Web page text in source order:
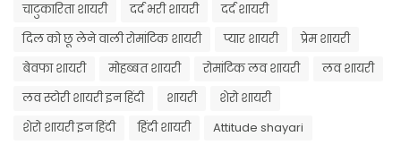
चाटुकारिता शायरी दर्द भरी शायरी
दर्द शायरी
दिल को छू लेने वाली रोमांटिक शायरी
प्यार शायरी
प्रेम शायरी
बेवफा शायरी
मोहब्बत शायरी रोमांटिक लव शायरी
लव शायरी
लव स्टोरी शायरी इन हिंदी
शायरी
शेरो शायरी
शेरो शायरी इन हिंदी
हिंदी शायरी
Attitude shayari